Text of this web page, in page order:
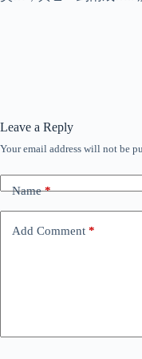
Leave a Reply
Your email address will not be
Name*
Add Comment *